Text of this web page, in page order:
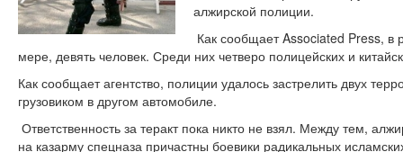
алжирской полиции.
Как сообщает Associated Press, в
мере, девять человек. Среди них четверо полицейских и
Как сообщает агентство, полиции удалось застрелить двух
грузовиком в другом автомобиле.
Ответственность за теракт пока никто не взял. Между тем,
на казарму спецназа причастны боевики радикальных